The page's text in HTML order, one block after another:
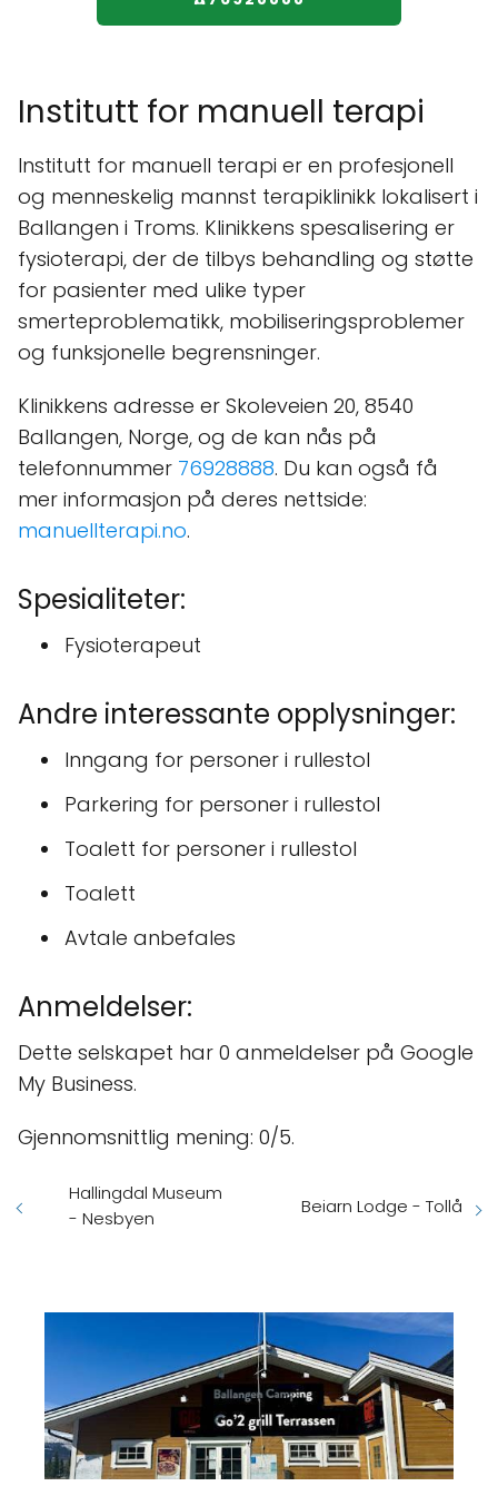
Institutt for manuell terapi
Institutt for manuell terapi er en profesjonell
og menneskelig mannst terapiklinikk lokalisert i
Ballangen i Troms. Klinikkens spesalisering er
fysioterapi, der de tilbys behandling og støtte
for pasienter med ulike typer
smerteproblematikk, mobiliseringsproblemer
og funksjonelle begrensninger.
Klinikkens adresse er Skoleveien 20, 8540
Ballangen, Norge, og de kan nås på
telefonnummer 76928888. Du kan også få
mer informasjon på deres nettside:
manuellterapi.no.
Spesialiteter:
Fysioterapeut
Andre interessante opplysninger:
Inngang for personer i rullestol
Parkering for personer i rullestol
Toalett for personer i rullestol
Toalett
Avtale anbefales
Anmeldelser:
Dette selskapet har 0 anmeldelser på Google
My Business.
Gjennomsnittlig mening: 0/5.
Hallingdal Museum
- Nesbyen
Beiarn Lodge - Tollå